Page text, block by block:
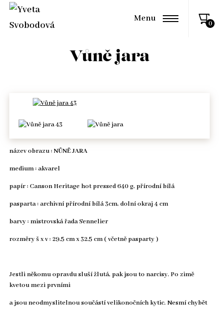
Menu
Vůně jara
název obrazu :NŮNĚ JARA
medium : akvarel
papír : Canson Heritage hot pressed 640 g, přírodní bílá
pasparta : archivní přírodní bílá 3cm, dolní okraj 4 cm
barvy : mistrovská řada Sennelier
rozměry š x v : 29,5 cm x 32,5 cm ( včetně pasparty )
Jestli někomu opravdu sluší žlutá, pak jsou to narcisy. Po zimě
kvetou mezi prvními
a jsou neodmyslitelnou součástí velikonočních kytic. Nesmí chybět